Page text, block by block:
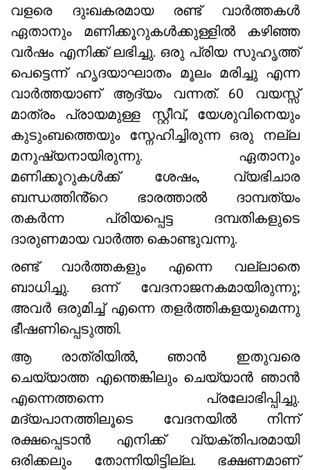
വളരെ ദുഃഖകരമായ രണ്ട് വാർത്തകൾ
ഏതാനും മണിക്കൂറുകൾക്കുള്ളിൽ കഴിഞ്ഞ
വർഷം എനിക്ക് ലഭിച്ചു. ഒരു പ്രിയ സുഹൃത്ത്
പെട്ടെന്ന് ഹൃദയാഘാതം മൂലം മരിച്ചു എന്ന
വാർത്തയാണ് ആദ്യം വന്നത്. 60 വയസ്സ്
മാത്രം പ്രായമുള്ള സ്റ്റീവ്, യേശുവിനെയും
കുടുംബത്തെയും സ്നേഹിച്ചിരുന്ന ഒരു നല്ല
മനുഷ്യനായിരുന്നു. ഏതാനും
മണിക്കൂറുകൾക്ക് ശേഷം, വ്യഭിചാര
ബന്ധത്തിൻ്റെ ഭാരത്താൽ ദാമ്പത്യം
തകർന്ന പ്രിയപ്പെട്ട ദമ്പതികളുടെ
ദാരുണമായ വാർത്ത കൊണ്ടുവന്നു.
രണ്ട് വാർത്തകളും എന്നെ വല്ലാതെ
ബാധിച്ചു. ഒന്ന് വേദനാജനകമായിരുന്നു;
അവർ ഒരുമിച്ച് എന്നെ തളർത്തികളയുമെന്നു
ഭീഷണിപ്പെടുത്തി.
ആ രാത്രിയിൽ, ഞാൻ ഇതുവരെ
ചെയ്യാത്ത എന്തെങ്കിലും ചെയ്യാൻ ഞാൻ
എന്നെത്തന്നെ പ്രലോഭിപ്പിച്ചു.
മദ്യപാനത്തിലൂടെ വേദനയിൽ നിന്ന്
രക്ഷപ്പെടാൻ എനിക്ക് വ്യക്തിപരമായി
ഒരിക്കലും തോന്നിയിട്ടില്ല. ഭക്ഷണമാണ്